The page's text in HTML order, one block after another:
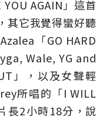
AGAIN」這首
其它我覺得蠻好聽
「GO HARD
Wale, YG and
」，以及女聲輕
所唱的「I WILL
長2小時18分，說